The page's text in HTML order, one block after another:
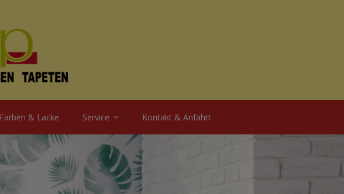
Farben & Lacke Service Kontakt & Anfahrt